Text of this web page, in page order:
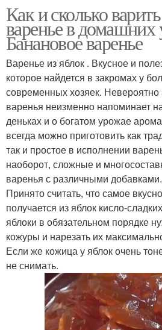
Как и сколько
варенье в домашних
Банановое варенье
Варенье из яблок . Вкусное и
которое найдется в закромах у
современных хозяек. Невероятно
варенья неизменно напоминает
деньках и о богатом урожае
всегда можно приготовить как
так и простое в исполнении
наоборот, сложные и
варенья с различными добавками.
Принято считать, что самое
получается из яблок кисло-
яблоки в обязательном порядке
кожуры и нарезать их
Если же кожица у яблок очень
не снимать.